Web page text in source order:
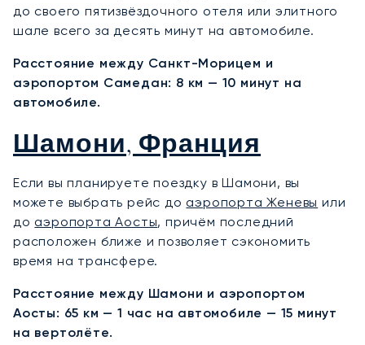
до своего пятизвёздочного отеля или элитного
шале всего за десять минут на автомобиле.
Расстояние между Санкт-Морицем и
аэропортом Самедан: 8 км — 10 минут на
автомобиле.
Шамони, Франция
Если вы планируете поездку в Шамони, вы
можете выбрать рейс до аэропорта Женевы или
до аэропорта Аосты, причём последний
расположен ближе и позволяет сэкономить
время на трансфере.
Расстояние между Шамони и аэропортом
Аосты: 65 км — 1 час на автомобиле — 15 минут
на вертолёте.